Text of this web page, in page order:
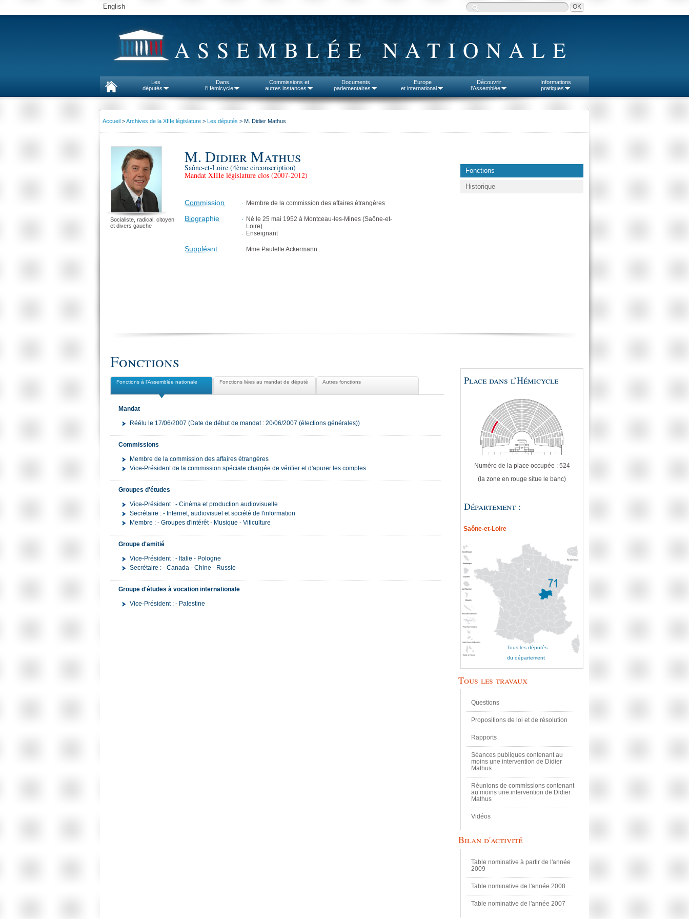
English
ASSEMBLÉE NATIONALE
Les
députés
Dans
l'Hémicycle
Commissions et
autres instances
Documents
parlementaires
Europe
et international
Découvrir
l'Assemblée
Informations
pratiques
Accueil >Archives de la XIIIe législature > Les députés > M. Didier Mathus
M. Didier Mathus
Saône-et-Loire (4ème circonscription)
Mandat XIIIe législature clos (2007-2012)
Commission Membre de la commission des affaires étrangères
Biographie
Né le 25 mai 1952 à Montceau-les-Mines (Saône-et-
Loire)
Enseignant
Suppléant Mme Paulette Ackermann
Socialiste, radical, citoyen
et divers gauche
Fonctions
Historique
Fonctions
Fonctions à l'Assemblée nationale Fonctions liées au mandat de député Autres fonctions
Mandat
Réélu le 17/06/2007 (Date de début de mandat : 20/06/2007 (élections générales))
Commissions
Membre de la commission des affaires étrangères
Vice-Président de la commission spéciale chargée de vérifier et d'apurer les comptes
Groupes d'études
Vice-Président : - Cinéma et production audiovisuelle
Secrétaire : - Internet, audiovisuel et société de l'information
Membre : - Groupes d'intérêt - Musique - Viticulture
Groupe d'amitié
Vice-Président : - Italie - Pologne
Secrétaire : - Canada - Chine - Russie
Groupe d'études à vocation internationale
Vice-Président : - Palestine
Place dans l’Hémicycle
Numéro de la place occupée : 524
(la zone en rouge situe le banc)
Département :
Saône-et-Loire
Tous les députés
du département
Tous les travaux
Questions
Propositions de loi et de résolution
Rapports
Séances publiques contenant au
moins une intervention de Didier
Mathus
Réunions de commissions contenant
au moins une intervention de Didier
Mathus
Vidéos
Bilan d'activité
Table nominative à partir de l'année
2009
Table nominative de l'année 2008
Table nominative de l'année 2007